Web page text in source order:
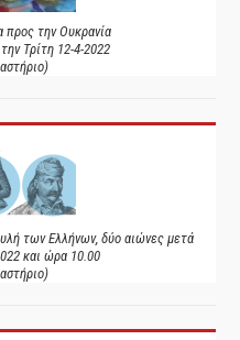
προς την Ουκρανία
Τρίτη 12-4-2022
των Ελλήνων, δύο αιώνες μετά
και ώρα 10.00